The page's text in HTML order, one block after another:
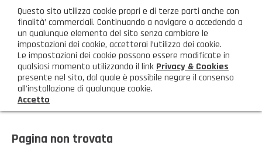
AREA CLIENTI
HOME
AZIENDA
Pagina non trovata
Questo sito utilizza cookie propri e di terze parti anche con
finalità’ commerciali. Continuando a navigare o accedendo a
un qualunque elemento del sito senza cambiare le
impostazioni dei cookie, accetterai l’utilizzo dei cookie.
Le impostazioni dei cookie possono essere modificate in
qualsiasi momento utilizzando il link Privacy & Cookies
presente nel sito, dal quale è possibile negare il consenso
all'installazione di qualunque cookie.
Accetto